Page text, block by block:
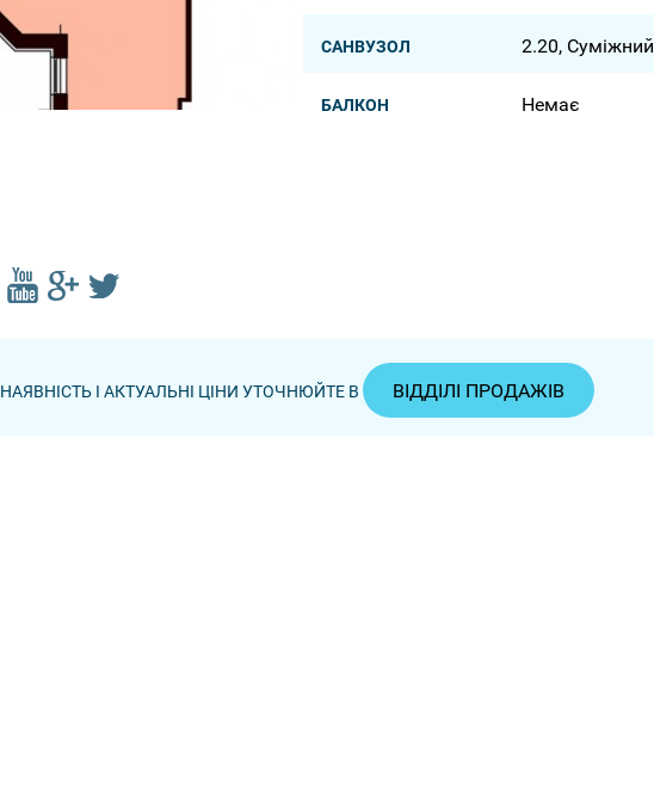
САНВУЗОЛ 2.20, Суміжний
БАЛКОН Немає
НАЯВНІСТЬ І АКТУАЛЬНІ ЦІНИ УТОЧНЮЙТЕ В ВІДДІЛІ ПРОДАЖІВ